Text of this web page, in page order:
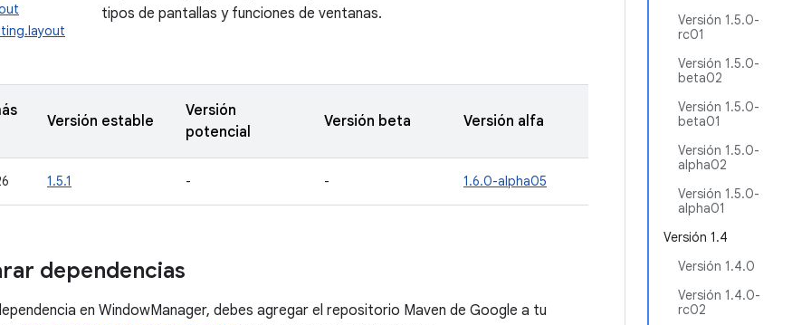
Versión 1.5.0-
rc01
Versión 1.5.0-
beta02
Versión 1.5.0-
beta01
Versión 1.5.0-
alpha02
Versión 1.5.0-
alpha01
Versión 1.4
Versión 1.4.0
Versión 1.4.0-
rc02
tipos de pantallas y funciones de ventanas.
Versión estable
Versión
potencial
Versión beta Versión alfa
1.5.1 - - 1.6.0-alpha05
dependencias
en WindowManager, debes agregar el repositorio Maven de Google a tu